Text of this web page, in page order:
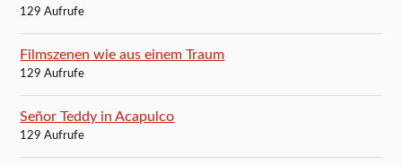
129 Aufrufe
Filmszenen wie aus einem Traum
129 Aufrufe
Señor Teddy in Acapulco
129 Aufrufe